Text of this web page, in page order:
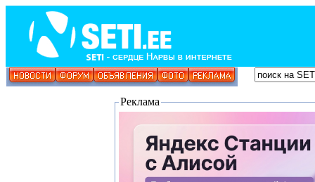
Реклама